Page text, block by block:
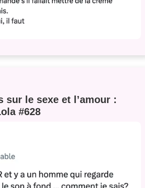
sur le sexe et l’amour :
#628